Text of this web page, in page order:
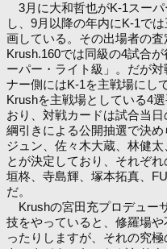
3月に大和哲也がK-1スーパ
し、9月以降の年内にK-1で
画している。その出場者の
Krush.160では同級の4試合
ーパー・ライト級」。だが
ナー側にはK-1を主戦場にし
Krushを主戦場としている4
おり、対戦カードは試合当
綱引きによる公開抽選で決
ジュン、佐々木大蔵、林健
とが決定しており、それぞ
垣柊、寺島輝、塚本拓真、
だ。
Krushの宮田充プロデュー
技をやっていると、修羅場
ったりしますが、それの究